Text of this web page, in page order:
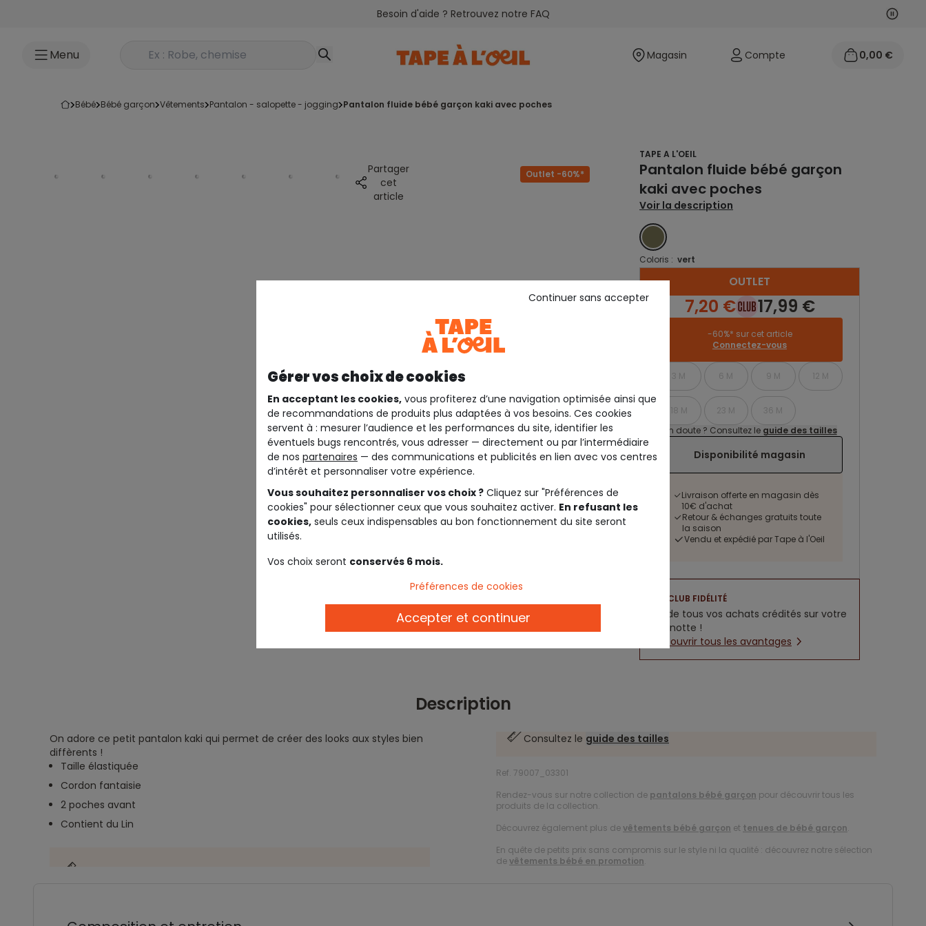
Besoin d'aide ? Retrouvez notre FAQ
Menu Rechercher un produit Magasin Compte 0,00 €
bébé bébé garçon vêtements pantalon - salopette - jogging pantalon fluide bébé garçon kaki avec poches
Partager
cet
article
Outlet -60%*
TAPE A L'OEIL
Pantalon fluide bébé garçon
kaki avec poches
Voir la description
VERT
Coloris : vert
OUTLET
7,20 € 17,99 €
-60%* sur cet article
Connectez-vous
3 M 6 M 9 M 12 M
18 M 23 M
36 M
Un doute ? Consultez le guide des tailles
Disponibilité magasin
Livraison offerte en magasin dès
10€ d'achat
Retour & échanges gratuits toute
la saison
Vendu et expédié par Tape à l'Oeil
CLUB FIDÉLITÉ
5% de tous vos achats crédités sur votre
cagnotte !
Découvrir tous les avantages
Description
On adore ce petit pantalon kaki qui permet de créer des looks aux styles bien
diffèrents !
Taille élastiquée
Cordon fantaisie
2 poches avant
Contient du Lin
Consultez le guide des tailles
Ref. 79007_03301
Rendez-vous sur notre collection de pantalons bébé garçon pour découvrir tous les
produits de la collection.
Découvrez également plus devêtements bébé garçon et tenues de bébé garçon.
En quête de petits prix sans compromis sur le style ni la qualité : découvrez notre sélection
devêtements bébé en promotion.
Gérer vos choix de cookies
En acceptant les cookies, vous profiterez d’une navigation optimisée ainsi que
de recommandations de produits plus adaptées à vos besoins. Ces cookies
servent à : mesurer l’audience et les performances du site, identifier les
éventuels bugs rencontrés, vous adresser — directement ou par l’intermédiaire
de nos partenaires — des communications et publicités en lien avec vos centres
d’intérêt et personnaliser votre expérience.
Vous souhaitez personnaliser vos choix ? Cliquez sur "Préférences de
cookies" pour sélectionner ceux que vous souhaitez activer. En refusant les
cookies, seuls ceux indispensables au bon fonctionnement du site seront
utilisés.
Vos choix seront conservés 6 mois.
Continuer sans accepter
Préférences de cookies
Accepter et continuer